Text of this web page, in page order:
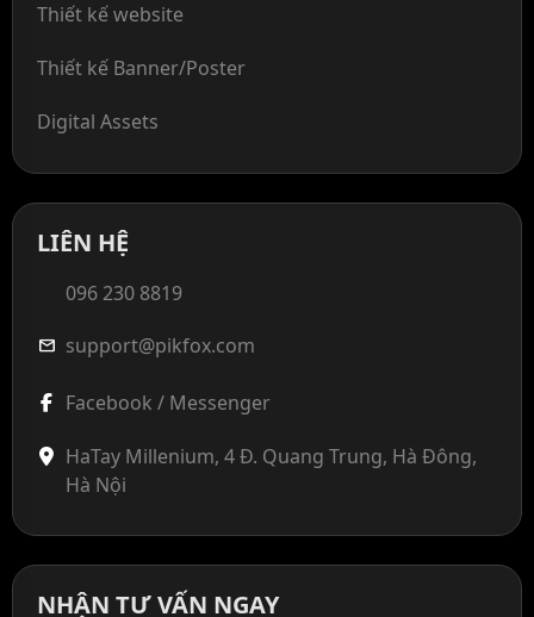
Thiết kế website
Thiết kế Banner/Poster
Digital Assets
LIÊN HỆ
096 230 8819
mail support@pikfox.com
Facebook / Messenger
HaTay Millenium, 4 Đ. Quang Trung, Hà Đông,
Hà Nội
NHẬN TƯ VẤN NGAY